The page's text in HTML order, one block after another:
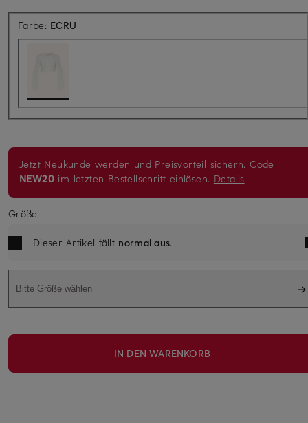
Farbe: ECRU
Jetzt Neukunde werden und Preisvorteil sichern. Code
NEW20 im letzten Bestellschritt einlösen. Details
Größe
Dieser Artikel fällt normal aus.
Bitte Größe wählen
IN DEN WARENKORB